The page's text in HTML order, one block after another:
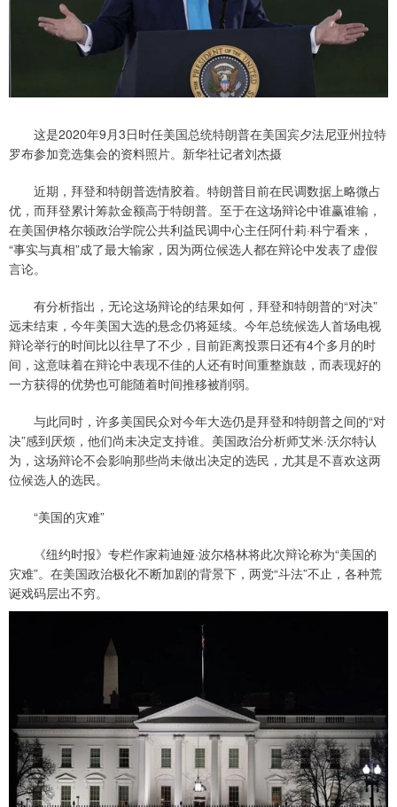
这是2020年9月3日时任美国总统特朗普在美国宾夕法尼亚州拉特
罗布参加竞选集会的资料照片。新华社记者刘杰摄
近期，拜登和特朗普选情胶着。特朗普目前在民调数据上略微占
优，而拜登累计筹款金额高于特朗普。至于在这场辩论中谁赢谁输，
在美国伊格尔顿政治学院公共利益民调中心主任阿什莉·科宁看来，
“事实与真相”成了最大输家，因为两位候选人都在辩论中发表了虚假
言论。
有分析指出，无论这场辩论的结果如何，拜登和特朗普的“对决”
远未结束，今年美国大选的悬念仍将延续。今年总统候选人首场电视
辩论举行的时间比以往早了不少，目前距离投票日还有4个多月的时
间，这意味着在辩论中表现不佳的人还有时间重整旗鼓，而表现好的
一方获得的优势也可能随着时间推移被削弱。
与此同时，许多美国民众对今年大选仍是拜登和特朗普之间的“对
决”感到厌烦，他们尚未决定支持谁。美国政治分析师艾米·沃尔特认
为，这场辩论不会影响那些尚未做出决定的选民，尤其是不喜欢这两
位候选人的选民。
“美国的灾难”
《纽约时报》专栏作家莉迪娅·波尔格林将此次辩论称为“美国的
灾难”。在美国政治极化不断加剧的背景下，两党“斗法”不止，各种荒
诞戏码层出不穷。